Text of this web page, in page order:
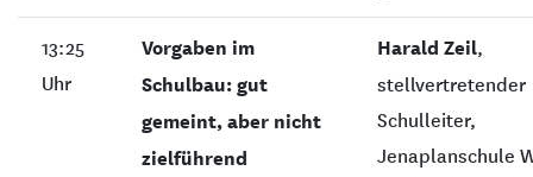
13:25
Uhr
Vorgaben im
Schulbau: gut
gemeint, aber nicht
zielführend
Harald Zeil,
stellvertretender
Schulleiter,
Jenaplanschule